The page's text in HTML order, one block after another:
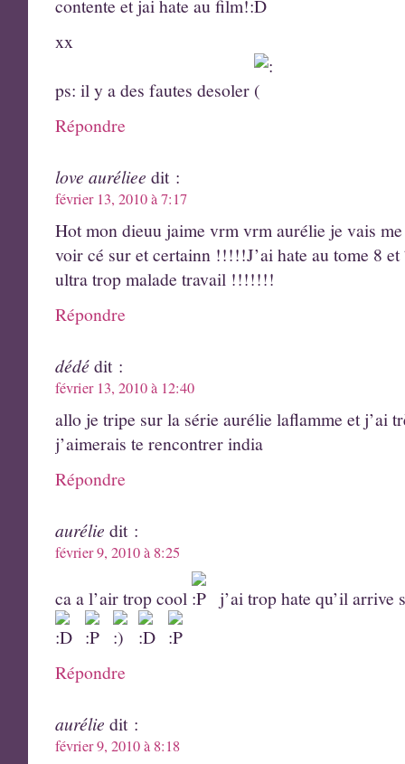
contente et jai hate au film!:D
xx
ps: il y a des fautes desoler
Répondre
love auréliee dit :
février 13, 2010 à 7:17
Hot mon dieuu jaime vrm vrm aurélie je vais
voir cé sur et certainn !!!!!J’ai hate au tome 8
ultra trop malade travail !!!!!!!
Répondre
dédédit :
février 13, 2010 à 12:40
allo je tripe sur la série aurélie laflamme et j’ai
j’aimerais te rencontrer india
Répondre
aurélie dit :
février 9, 2010 à 8:25
ca a l’air trop cool j’ai trop hate qu’il arrive
Répondre
aurélie dit :
février 9, 2010 à 8:18